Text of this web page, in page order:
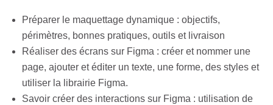
Préparer le maquettage dynamique : objectifs,
périmètres, bonnes pratiques, outils et livraison
Réaliser des écrans sur Figma : créer et nommer une
page, ajouter et éditer un texte, une forme, des styles et
utiliser la librairie Figma.
Savoir créer des interactions sur Figma : utilisation de